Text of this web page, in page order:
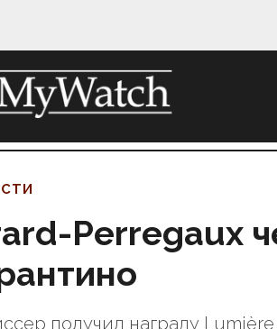
Perregaux
получил награду